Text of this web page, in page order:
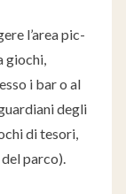
l’area pic-
giochi,
i bar o al
degli
di tesori,
parco).